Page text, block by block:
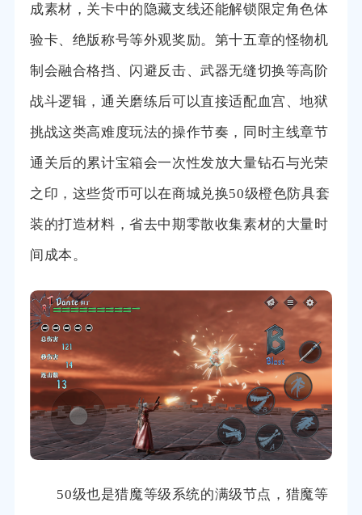
成素材，关卡中的隐藏支线还能解锁限定角色体
验卡、绝版称号等外观奖励。第十五章的怪物机
制会融合格挡、闪避反击、武器无缝切换等高阶
战斗逻辑，通关磨练后可以直接适配血宫、地狱
挑战这类高难度玩法的操作节奏，同时主线章节
通关后的累计宝箱会一次性发放大量钻石与光荣
之印，这些货币可以在商城兑换50级橙色防具套
装的打造材料，省去中期零散收集素材的大量时
间成本。
50级也是猎魔等级系统的满级节点，猎魔等